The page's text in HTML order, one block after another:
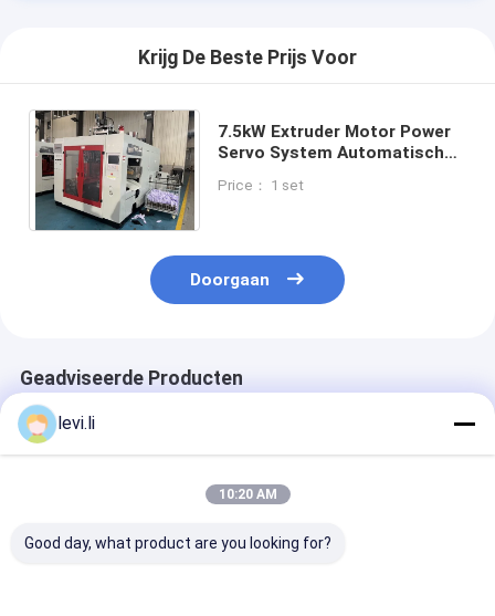
Krijg De Beste Prijs Voor
7.5kW Extruder Motor Power
Servo System Automatische
nauwkeurige flesvormen
Price： 1 set
Doorgaan
Geadviseerde Producten
levi.li
10:20 AM
Good day, what product are you looking for?